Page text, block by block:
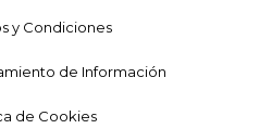
y Condiciones
de Información
de Cookies